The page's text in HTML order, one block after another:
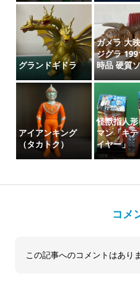
グランドギドラ
ガメラ 大
ジグラ
時品 硬質
アイアンキング
（タカトク）
怪獣指人
マン「キ
イヤー」
コメ
この記事へのコメントはあり